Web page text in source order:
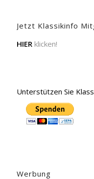
Jetzt Klassikinfo
HIER klicken!
Unterstützen Sie
Werbung